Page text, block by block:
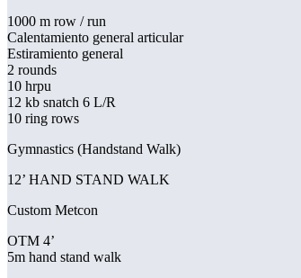
1000 m row / run
Calentamiento general articular
Estiramiento general
2 rounds
10 hrpu
12 kb snatch 6 L/R
10 ring rows
Gymnastics (Handstand Walk)
12’ HAND STAND WALK
Custom Metcon
OTM 4’
5m hand stand walk